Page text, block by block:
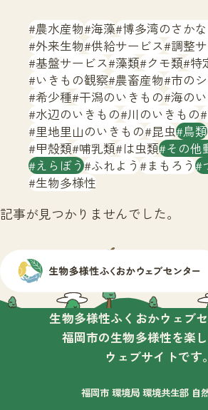
文字サイズ 小 中
生物多様性ふくおかウェブセ
サイトマップ
農水産物 海藻 博多湾のさか
外来生物 供給サービス 調整
基盤サービス 藻類 クモ類 特
いきもの観察 農畜産物 市の
希少種 干潟のいきもの 海の
水辺のいきもの 川のいきもの
里地里山のいきもの 昆虫 鳥類
甲殻類 哺乳類 は虫類 その他
えらぼう ふれよう まもろう
生物多様性
記事が見つかりませんでした。
生物多様性ふくおかウェブセ
福岡市の生物多様性を楽
ウェブサイトです。
福岡市 環境局 環境共生部 自